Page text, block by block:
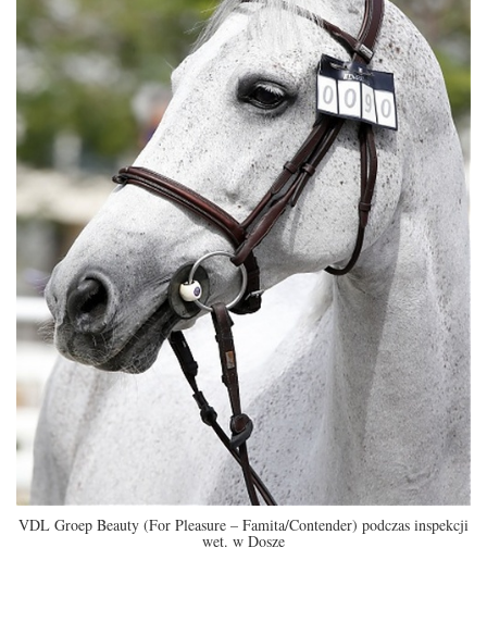
VDL Groep Beauty (For Pleasure – Famita/Contender) podczas inspekcji
wet. w Dosze